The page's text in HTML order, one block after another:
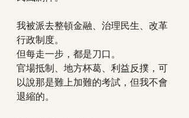
我被派去整頓金融、治理民生、改革
行政制度。
但每走一步，都是刀口。
官場抵制、地方杯葛、利益反撲，可
以說那是難上加難的考試，但我不會
退縮的。